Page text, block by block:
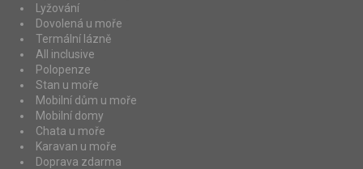
Lyžování
Dovolená u moře
Termální lázně
All inclusive
Polopenze
Stan u moře
Mobilní dům u moře
Mobilní domy
Chata u moře
Karavan u moře
Doprava zdarma